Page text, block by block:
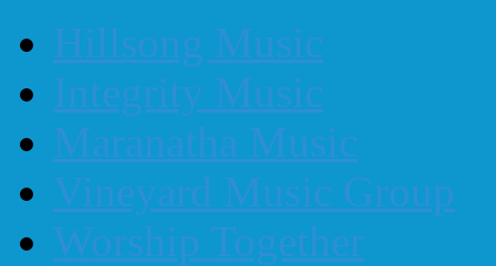
Hillsong Music
Integrity Music
Maranatha Music
Vineyard Music Group
Worship Together